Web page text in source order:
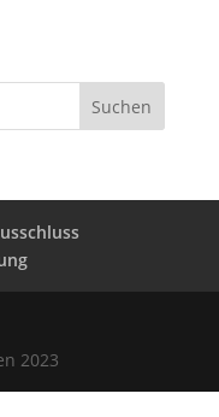
Suchen
2023